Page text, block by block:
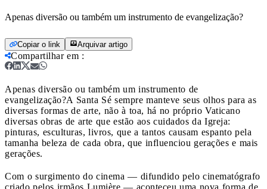
Apenas diversão ou também um instrumento de evangelização?
Copiar o link Arquivar artigo
Compartilhar em :
Apenas diversão ou também um instrumento de
evangelização?A Santa Sé sempre manteve seus olhos para as
diversas formas de arte, não à toa, há no próprio Vaticano
diversas obras de arte que estão aos cuidados da Igreja:
pinturas, esculturas, livros, que a tantos causam espanto pela
tamanha beleza de cada obra, que influenciou gerações e mais
gerações.
Com o surgimento do cinema — difundido pelo cinematógrafo
criado pelos irmãos Lumière — aconteceu uma nova forma de